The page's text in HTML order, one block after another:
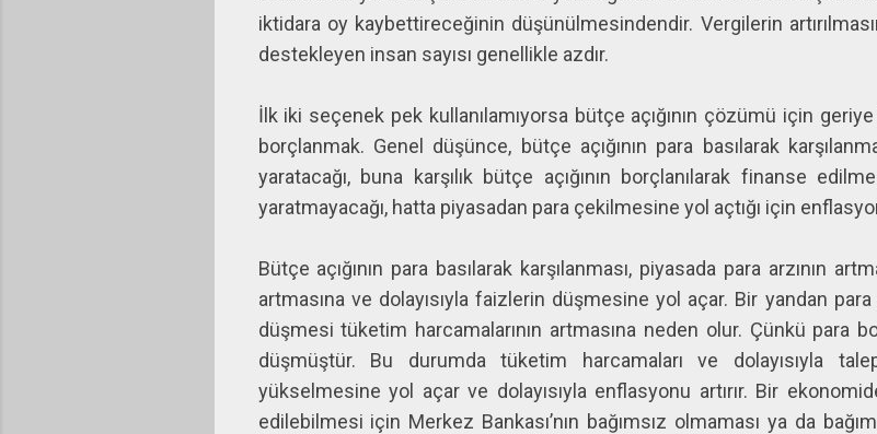
iktidara oy kaybettireceğinin düşünülmesindendir. Vergilerin
destekleyen insan sayısı genellikle azdır.
İlk iki seçenek pek kullanılamıyorsa bütçe açığının çözümü için
borçlanmak. Genel düşünce, bütçe açığının para basılarak
yaratacağı, buna karşılık bütçe açığının borçlanılarak finanse
yaratmayacağı, hatta piyasadan para çekilmesine yol açtığı için
Bütçe açığının para basılarak karşılanması, piyasada para arzının
artmasına ve dolayısıyla faizlerin düşmesine yol açar. Bir yandan
düşmesi tüketim harcamalarının artmasına neden olur. Çünkü para
düşmüştür. Bu durumda tüketim harcamaları ve dolayısıyla
yükselmesine yol açar ve dolayısıyla enflasyonu artırır. Bir
edilebilmesi için Merkez Bankası’nın bağımsız olmaması ya da